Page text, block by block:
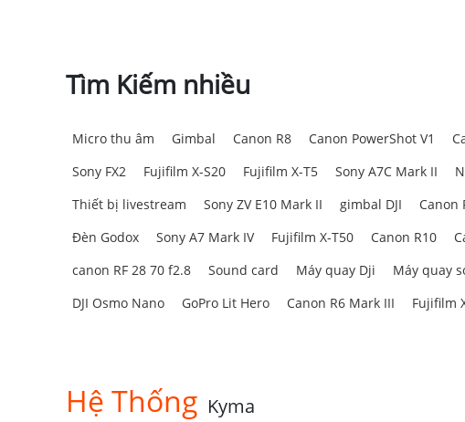
Tìm Kiếm nhiều
Micro thu âm Gimbal Canon R8 Canon PowerShot V1
Sony FX2
Fujifilm X-S20 Fujifilm X-T5 Sony A7C Mark II
Thiết bị livestream
Sony ZV E10 Mark II gimbal DJI Canon
Đèn Godox
Sony A7 Mark IV Fujifilm X-T50 Canon R10
canon RF 28 70 f2.8
Sound card Máy quay Dji Máy quay
DJI Osmo Nano
GoPro Lit Hero Canon R6 Mark III Fujifilm
Hệ Thống Kyma